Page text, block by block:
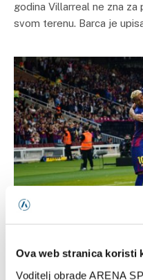
Ova web stranica koristi
Voditelj obrade ARENA
godina Villarreal ne zna za
svom terenu. Barca je
PROMOCIJE
18/12/2025